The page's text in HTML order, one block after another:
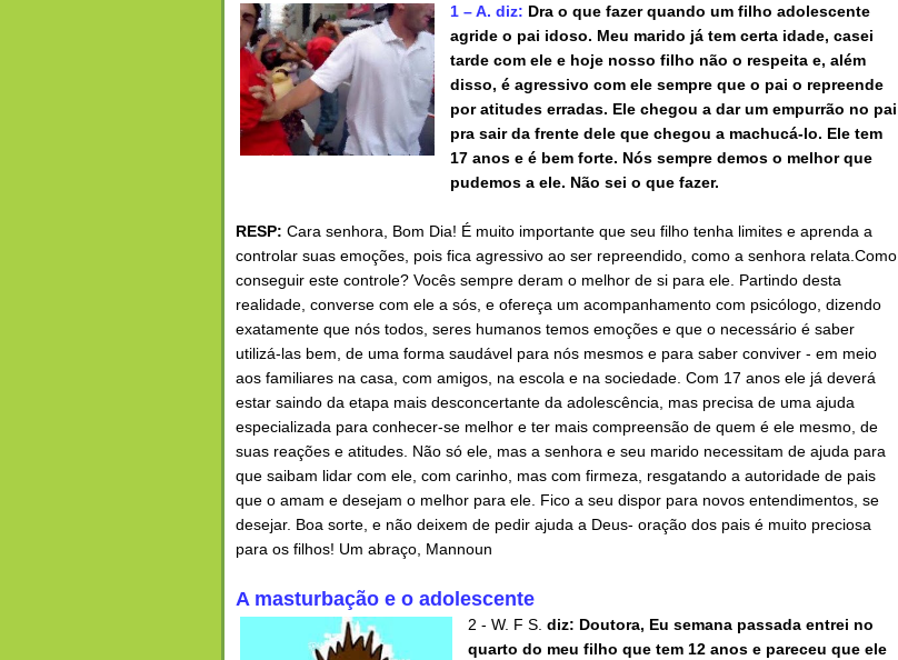
1 – A. diz: Dra o que fazer quando um filho adolescente
agride o pai idoso. Meu marido já tem certa idade, casei
tarde com ele e hoje nosso filho não o respeita e, além
disso, é agressivo com ele sempre que o pai o repreende
por atitudes erradas. Ele chegou a dar um empurrão no pai
pra sair da frente dele que chegou a machucá-lo. Ele tem
17 anos e é bem forte. Nós sempre demos o melhor que
pudemos a ele. Não sei o que fazer.
RESP: Cara senhora, Bom Dia! É muito importante que seu filho tenha limites e aprenda a
controlar suas emoções, pois fica agressivo ao ser repreendido, como a senhora relata.Como
conseguir este controle? Vocês sempre deram o melhor de si para ele. Partindo desta
realidade, converse com ele a sós, e ofereça um acompanhamento com psicólogo, dizendo
exatamente que nós todos, seres humanos temos emoções e que o necessário é saber
utilizá-las bem, de uma forma saudável para nós mesmos e para saber conviver - em meio
aos familiares na casa, com amigos, na escola e na sociedade. Com 17 anos ele já deverá
estar saindo da etapa mais desconcertante da adolescência, mas precisa de uma ajuda
especializada para conhecer-se melhor e ter mais compreensão de quem é ele mesmo, de
suas reações e atitudes. Não só ele, mas a senhora e seu marido necessitam de ajuda para
que saibam lidar com ele, com carinho, mas com firmeza, resgatando a autoridade de pais
que o amam e desejam o melhor para ele. Fico a seu dispor para novos entendimentos, se
desejar. Boa sorte, e não deixem de pedir ajuda a Deus- oração dos pais é muito preciosa
para os filhos! Um abraço, Mannoun
A masturbação e o adolescente
2 - W. F S. diz: Doutora, Eu semana passada entrei no
quarto do meu filho que tem 12 anos e pareceu que ele